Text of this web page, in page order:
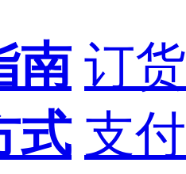
南 订
式 支